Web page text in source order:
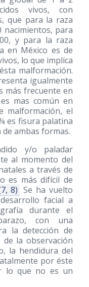
vivos, con
que para la raza
nacimientos, para
y para la raza
en México es de
lo que implica
malformación.
igualmente
más frecuente en
mas común en
malformación, el
es fisura palatina
de ambas formas.
y/o paladar
al momento del
a través de
es más difícil de
8) Se ha vuelto
facial a
durante el
con una
la detección de
la observación
la hendidura del
por éste
lo que no es un